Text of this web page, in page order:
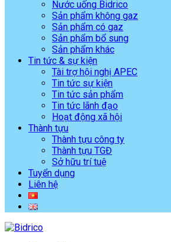
Nước uống Bidrico
Sản phẩm không gaz
Sản phẩm có gaz
Sản phẩm bổ sung
Sản phẩm khác
Tin tức & sự kiện
Tài trợ hội nghị APEC
Tin tức sự kiện
Tin tức sản phẩm
Tin tức lãnh đạo
Hoạt động xã hội
Thành tựu
Thành tựu công ty
Thành tựu TGĐ
Sở hữu trí tuệ
Tuyển dụng
Liên hệ